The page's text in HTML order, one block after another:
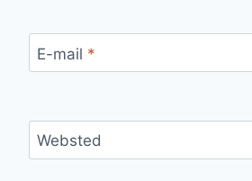
E-mail *
Websted